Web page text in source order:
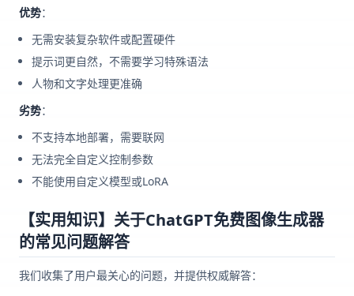
优势：
无需安装复杂软件或配置硬件
提示词更自然，不需要学习特殊语法
人物和文字处理更准确
劣势：
不支持本地部署，需要联网
无法完全自定义控制参数
不能使用自定义模型或LoRA
【实用知识】关于ChatGPT免费图像生成器
的常见问题解答
我们收集了用户最关心的问题，并提供权威解答：